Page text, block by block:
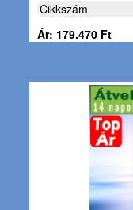
Cikkszám
Ár: 179.470 Ft